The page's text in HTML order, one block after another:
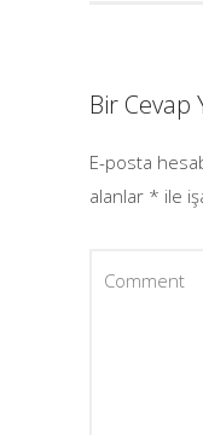
Bir Cevap
E-posta
alanlar * ile